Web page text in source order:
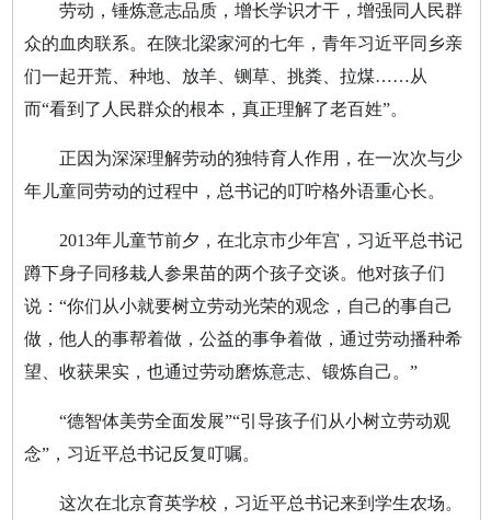
劳动，锤炼意志品质，增长学识才干，增强同人民群
众的血肉联系。在陕北梁家河的七年，青年习近平同乡亲
们一起开荒、种地、放羊、铡草、挑粪、拉煤……从
而“看到了人民群众的根本，真正理解了老百姓”。
正因为深深理解劳动的独特育人作用，在一次次与少
年儿童同劳动的过程中，总书记的叮咛格外语重心长。
2013年儿童节前夕，在北京市少年宫，习近平总书记
蹲下身子同移栽人参果苗的两个孩子交谈。他对孩子们
说：“你们从小就要树立劳动光荣的观念，自己的事自己
做，他人的事帮着做，公益的事争着做，通过劳动播种希
望、收获果实，也通过劳动磨炼意志、锻炼自己。”
“德智体美劳全面发展”“引导孩子们从小树立劳动观
念”，习近平总书记反复叮嘱。
这次在北京育英学校，习近平总书记来到学生农场。